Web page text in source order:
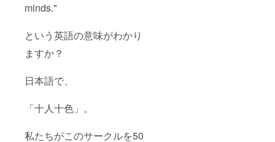
minds."
という英語の意味がわかり
ますか？
日本語で、
「十人十色」。
私たちがこのサークルを50